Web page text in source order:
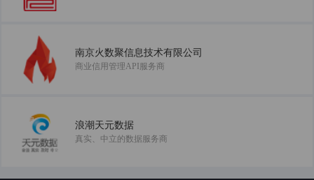
南京火数聚信息技术有限公司
商业信用管理API服务商
浪潮天元数据
真实、中立的数据服务商